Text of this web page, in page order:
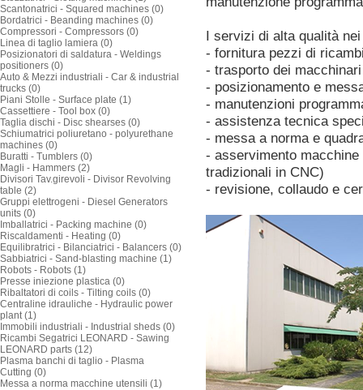
Scantonatrici - Squared machines (0)
Bordatrici - Beanding machines (0)
Compressori - Compressors (0)
Linea di taglio lamiera (0)
Posizionatori di saldatura - Weldings
positioners (0)
Auto & Mezzi industriali - Car & industrial
trucks (0)
Piani Stolle - Surface plate (1)
Cassettiere - Tool box (0)
Taglia dischi - Disc shearses (0)
Schiumatrici poliuretano - polyurethane
machines (0)
Buratti - Tumblers (0)
Magli - Hammers (2)
Divisori Tav.girevoli - Divisor Revolving
table (2)
Gruppi elettrogeni - Diesel Generators
units (0)
Imballatrici - Packing machine (0)
Riscaldamenti - Heating (0)
Equilibratrici - Bilanciatrici - Balancers (0)
Sabbiatrici - Sand-blasting machine (1)
Robots - Robots (1)
Presse iniezione plastica (0)
Ribaltatori di coils - Tilting coils (0)
Centraline idrauliche - Hydraulic power
plant (1)
Immobili industriali - Industrial sheds (0)
Ricambi Segatrici LEONARD - Sawing
LEONARD parts (12)
Plasma banchi di taglio - Plasma
Cutting (0)
Messa a norma macchine utensili (1)
I servizi di alta qualità
- fornitura pezzi di
- trasporto dei
- posizionamento e
- manutenzioni
- assistenza tecnica
- messa a norma e
- asservimento
tradizionali in CNC)
- revisione, collaudo e